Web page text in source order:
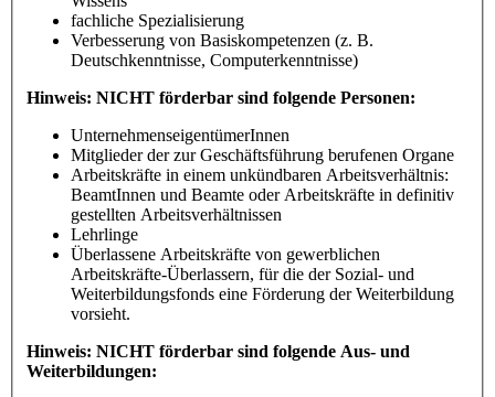
fachliche Spezialisierung
Verbesserung von Basiskompetenzen (z. B.
Deutschkenntnisse, Computerkenntnisse)
Hinweis: NICHT förderbar sind folgende Personen:
UnternehmenseigentümerInnen
Mitglieder der zur Geschäftsführung berufenen Organe
Arbeitskräfte in einem unkündbaren Arbeitsverhältnis:
BeamtInnen und Beamte oder Arbeitskräfte in definitiv
gestellten Arbeitsverhältnissen
Lehrlinge
Überlassene Arbeitskräfte von gewerblichen
Arbeitskräfte-Überlassern, für die der Sozial- und
Weiterbildungsfonds eine Förderung der Weiterbildung
vorsieht.
Hinweis: NICHT förderbar sind folgende Aus- und
Weiterbildungen: